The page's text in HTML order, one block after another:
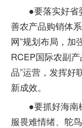
●要落实好省
善农产品购销体
网”规划布局，加
RCEP国际农副
品”运营，发挥好
新成效。
●要抓好海南
服畏难情绪、鸵